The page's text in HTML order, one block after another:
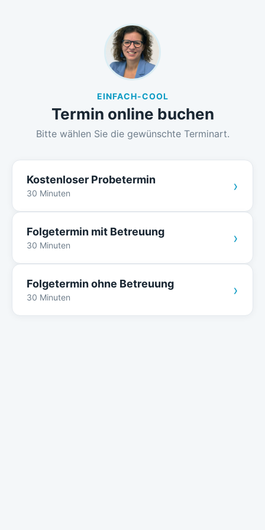
EINFACH-COOL
Termin online buchen
Bitte wählen Sie die gewünschte Terminart.
Kostenloser Probetermin
30 Minuten ›
Folgetermin mit Betreuung
30 Minuten ›
Folgetermin ohne Betreuung
30 Minuten ›